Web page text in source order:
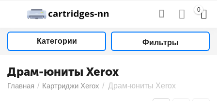
0
Категории Фильтры
Драм-юниты Xerox
Главная / Картриджи Xerox / Драм-юниты Xerox